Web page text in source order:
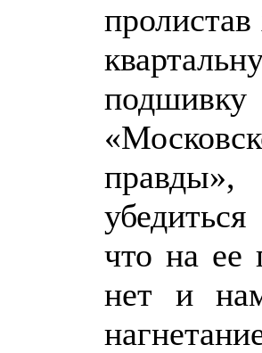
подшивку
правды»,
что на ее
нет и